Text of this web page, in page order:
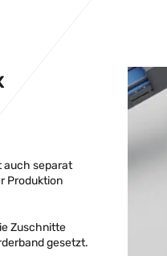
auch separat
Produktion
Zuschnitte
gesetzt.